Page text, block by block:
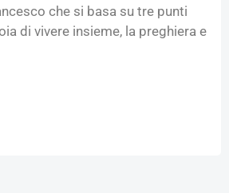
che si basa su tre punti
di vivere insieme, la preghiera e